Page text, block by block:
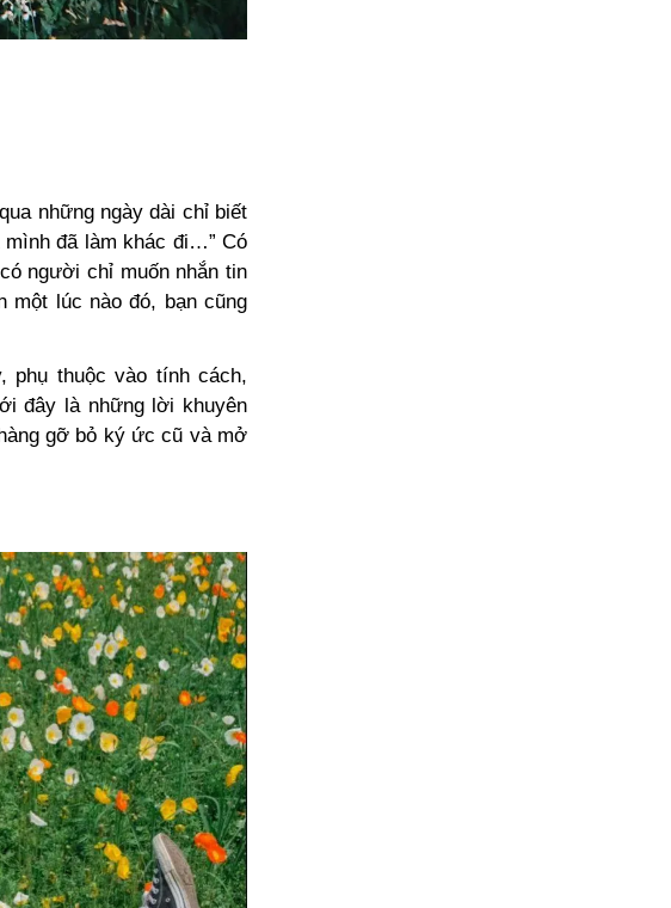
những ngày dài chỉ biết
mình đã làm khác đi…” Có
người chỉ muốn nhắn tin
một lúc nào đó, bạn cũng
phụ thuộc vào tính cách,
đây là những lời khuyên
gỡ bỏ ký ức cũ và mở